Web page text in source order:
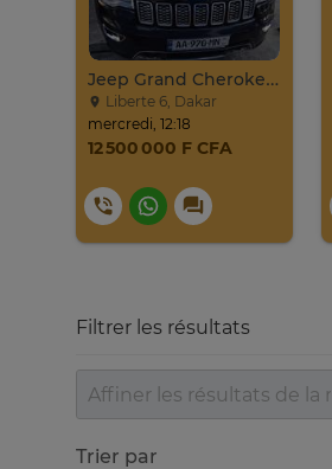
Jeep Grand Cherokee Overland 2019 À Vendre
Liberte 6, Dakar
mercredi, 12:18
12 500 000 F CFA
Filtrer les résultats
Trier par